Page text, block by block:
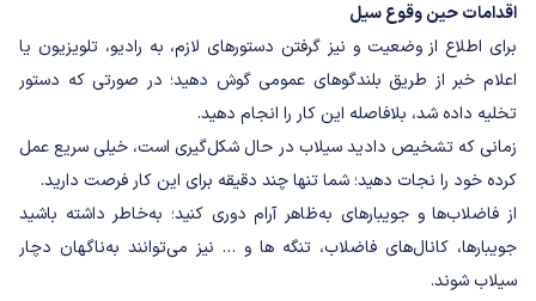
اقدامات حین وقوع سیل
برای اطلاع از وضعیت و نیز گرفتن دستورهای لازم، به رادیو، تلویزیون یا
اعلام خبر از طریق بلندگوهای عمومی گوش دهید؛ در صورتی که دستور
تخلیه داده شد، بلافاصله این کار را انجام دهید.
زمانی که تشخیص دادید سیلاب در حال شکل‌گیری است، خیلی سریع عمل
کرده خود را نجات دهید؛ شما تنها چند دقیقه برای این کار فرصت دارید.
از فاضلاب‌ها و جویبارهای به‌ظاهر آرام دوری کنید؛ به‌خاطر داشته باشید
جویبارها، کانال‌های فاضلاب، تنگه ها و … نیز می‌توانند به‌ناگهان دچار
سیلاب شوند.